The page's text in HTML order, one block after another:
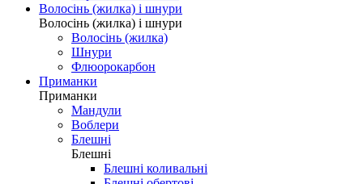
Волосінь (жилка) і шнури
Волосінь (жилка) і шнури
Волосінь (жилка)
Шнури
Флюорокарбон
Приманки
Приманки
Мандули
Воблери
Блешні
Блешні
Блешні коливальні